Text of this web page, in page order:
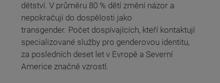
dětství. V průměru 80 % dětí změní názor a
nepokračují do dospělosti jako
transgender. Počet dospívajících, kteří kontaktují
specializované služby pro genderovou identitu,
za posledních deset let v Evropě a Severní
Americe značně vzrostl.